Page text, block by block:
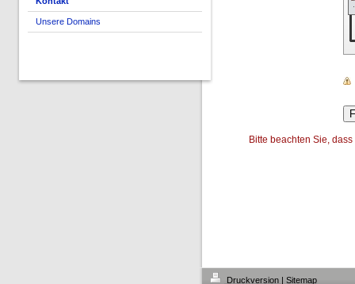
Unsere Domains
Bitte beachten Sie,
Druckversion | Sitemap